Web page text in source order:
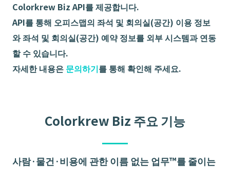
Colorkrew Biz API를 제공합니다.
API를 통해 오피스맵의 좌석 및 회의실(공간) 이용 정보
와 좌석 및 회의실(공간) 예약 정보를 외부 시스템과 연동
할 수 있습니다.
자세한 내용은 문의하기를 통해 확인해 주세요.
Colorkrew Biz 주요 기능
사람·물건·비용에 관한 이름 없는 업무™를 줄이는